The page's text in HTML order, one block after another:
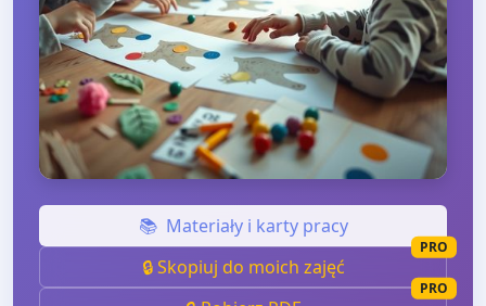
📚 Materiały i karty pracy
🔒 Skopiuj do moich zajęć
PRO
PRO